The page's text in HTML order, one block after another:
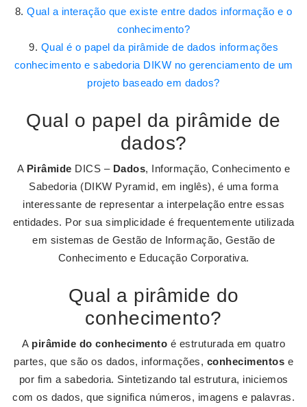
Qual a interação que existe entre dados informação e o
conhecimento?
Qual é o papel da pirâmide de dados informações
conhecimento e sabedoria DIKW no gerenciamento de um
projeto baseado em dados?
Qual o papel da pirâmide de
dados?
A Pirâmide DICS – Dados, Informação, Conhecimento e
Sabedoria (DIKW Pyramid, em inglês), é uma forma
interessante de representar a interpelação entre essas
entidades. Por sua simplicidade é frequentemente utilizada
em sistemas de Gestão de Informação, Gestão de
Conhecimento e Educação Corporativa.
Qual a pirâmide do
conhecimento?
A pirâmide do conhecimento é estruturada em quatro
partes, que são os dados, informações, conhecimentos e
por fim a sabedoria. Sintetizando tal estrutura, iniciemos
com os dados, que significa números, imagens e palavras.